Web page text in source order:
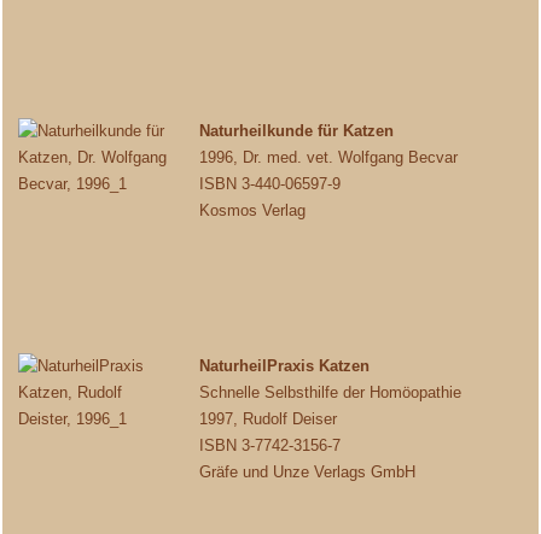
Naturheilkunde für Katzen
1996, Dr. med. vet. Wolfgang Becvar
ISBN 3-440-06597-9
Kosmos Verlag
NaturheilPraxis Katzen
Schnelle Selbsthilfe der Homöopathie
1997, Rudolf Deiser
ISBN 3-7742-3156-7
Gräfe und Unze Verlags GmbH